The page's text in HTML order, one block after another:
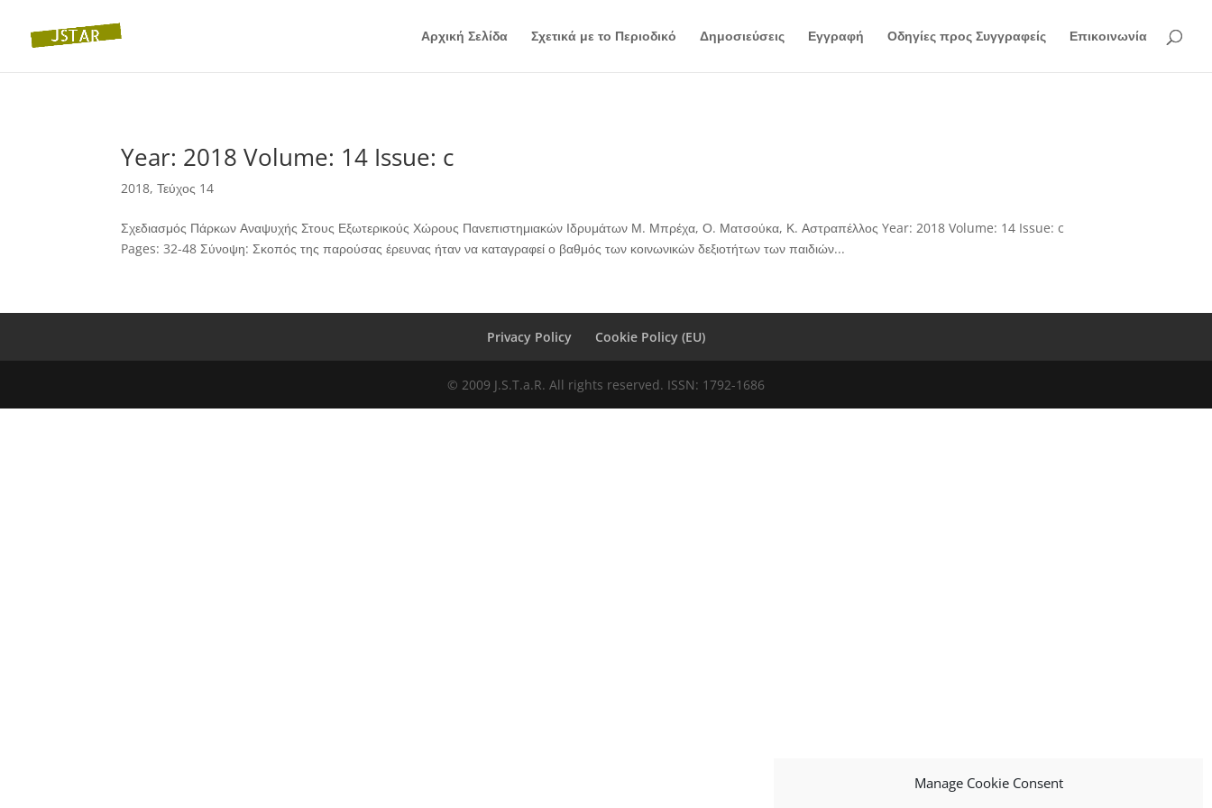
Manage Cookie Consent
Αρχική Σελίδα Σχετικά με το Περιοδικό Δημοσιεύσεις Εγγραφή Οδηγίες προς Συγγραφείς Επικοινωνία
Year: 2018 Volume: 14 Issue: c
2018,Τεύχος 14
Σχεδιασμός Πάρκων Αναψυχής Στους Εξωτερικούς Χώρους Πανεπιστημιακών Ιδρυμάτων Μ. Μπρέχα, Ο. Ματσούκα, Κ. Αστραπέλλος Year: 2018 Volume: 14 Issue: c
Pages: 32-48 Σύνοψη: Σκοπός της παρούσας έρευνας ήταν να καταγραφεί ο βαθμός των κοινωνικών δεξιοτήτων των παιδιών...
Privacy Policy Cookie Policy (EU)
© 2009 J.S.T.a.R. All rights reserved. ISSN: 1792-1686